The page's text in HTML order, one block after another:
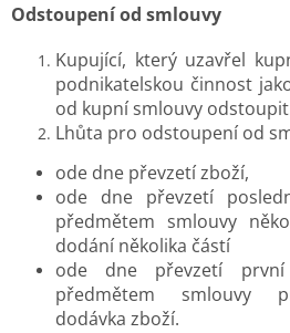
Odstoupení od smlouvy
Kupující, který uzavřel
podnikatelskou činnost
od kupní smlouvy
Lhůta pro odstoupení od
ode dne převzetí zboží,
ode dne převzetí
předmětem smlouvy
dodání několika částí
ode dne převzetí
předmětem smlouvy
dodávka zboží.